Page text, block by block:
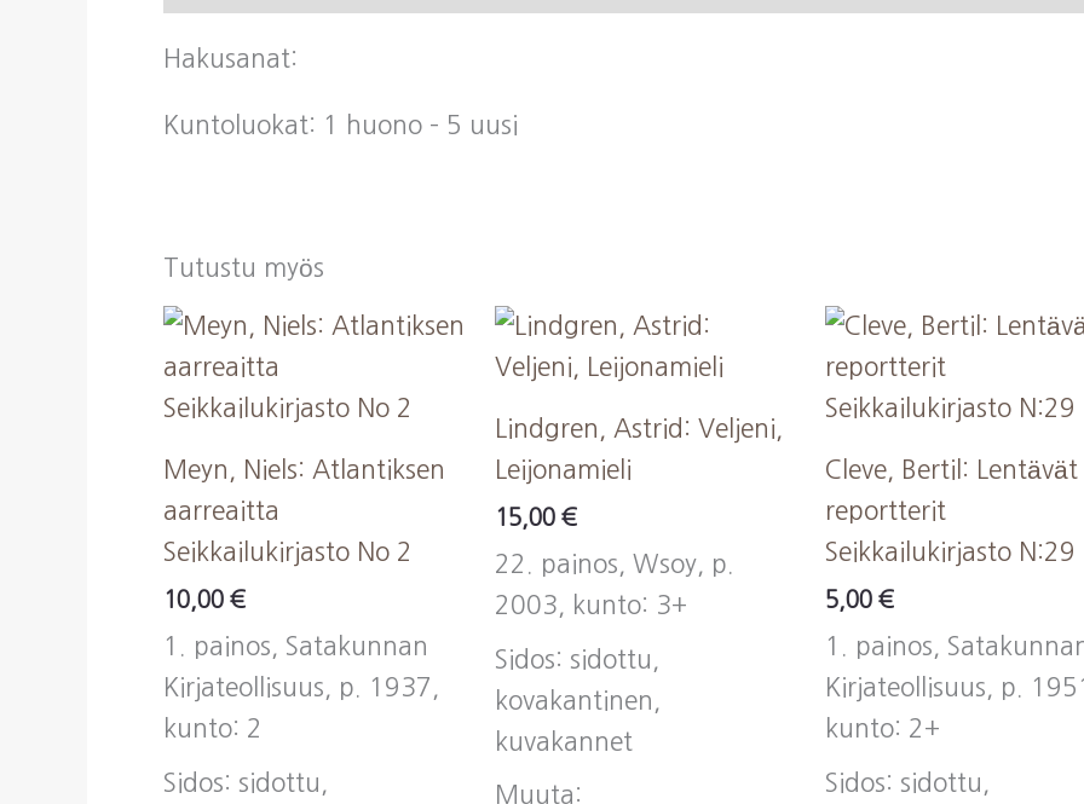
Hakusanat:
Kuntoluokat: 1 huono – 5 uusi
Tutustu myös
Meyn, Niels: Atlantiksen
aarreaitta
Seikkailukirjasto No 2
10,00 €
1. painos, Satakunnan
Kirjateollisuus, p. 1937,
kunto: 2
Sidos: sidottu,
Lindgren, Astrid: Veljeni,
Leijonamieli
15,00 €
22. painos, Wsoy, p.
2003, kunto: 3+
Sidos: sidottu,
kovakantinen,
kuvakannet
Muuta:
Cleve, Bertil: Lentävät
reportterit
Seikkailukirjasto N:29
5,00 €
1. painos,
Kirjateollisuus, p.
kunto: 2+
Sidos: sidottu,